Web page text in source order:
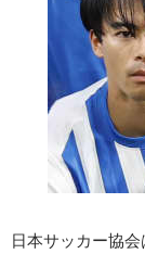
日本サッカー協